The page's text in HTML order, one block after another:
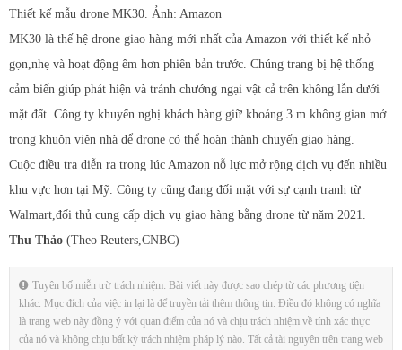
Thiết kế mẫu drone MK30. Ảnh: Amazon
MK30 là thế hệ drone giao hàng mới nhất của Amazon với thiết kế nhỏ
gọn,nhẹ và hoạt động êm hơn phiên bản trước. Chúng trang bị hệ thống
cảm biến giúp phát hiện và tránh chướng ngại vật cả trên không lẫn dưới
mặt đất. Công ty khuyến nghị khách hàng giữ khoảng 3 m không gian mở
trong khuôn viên nhà để drone có thể hoàn thành chuyến giao hàng.
Cuộc điều tra diễn ra trong lúc Amazon nỗ lực mở rộng dịch vụ đến nhiều
khu vực hơn tại Mỹ. Công ty cũng đang đối mặt với sự cạnh tranh từ
Walmart,đối thủ cung cấp dịch vụ giao hàng bằng drone từ năm 2021.
Thu Thảo (Theo Reuters,CNBC)
Tuyên bố miễn trừ trách nhiệm: Bài viết này được sao chép từ các phương tiện
khác. Mục đích của việc in lại là để truyền tải thêm thông tin. Điều đó không có nghĩa
là trang web này đồng ý với quan điểm của nó và chịu trách nhiệm về tính xác thực
của nó và không chịu bất kỳ trách nhiệm pháp lý nào. Tất cả tài nguyên trên trang web